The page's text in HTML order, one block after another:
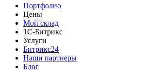
Портфолио
Цены
Мой склад
1С-Битрикс
Услуги
Битрикс24
Наши партнеры
Блог